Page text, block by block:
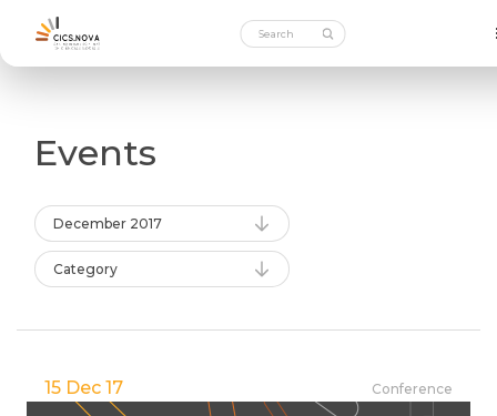
Events
December 2017
Category
15 Dec 17 Conference